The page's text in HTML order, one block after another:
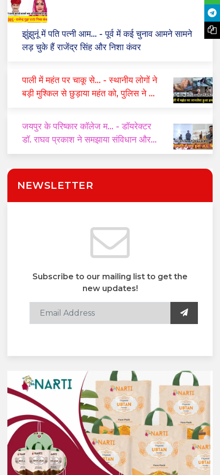
झुंझुनूं में पति पत्नी आम... - पूर्व में कई चुनाव आमने सामने
लड़ चुके हैं राजेंद्र सिंह और निशा कंवर
पाली में महंत पर चाकू से... - स्थानीय लोगों ने
बड़ी मुश्किल से छुड़ाया महंत को, पुलिस ने दो
जयपुर के परिष्कार कॉलेज म... - डॉयरेक्टर
डॉ. राघव प्रकाश ने समझाया संविधान और
यूसीसी का महत्व
NEWSLETTER
Subscribe to our mailing list to get the
new updates!